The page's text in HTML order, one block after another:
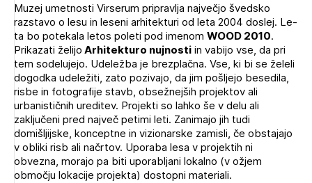
PRIJAVITE SE
POZABLJENO GESLO
REGISTRIRAJTE SE
Muzej umetnosti Virserum pripravlja največjo švedsko
razstavo o lesu in leseni arhitekturi od leta 2004 doslej. Le-
ta bo potekala letos poleti pod imenom WOOD 2010.
Prikazati želijoArhitekturo nujnostiin vabijo vse, da pri
tem sodelujejo. Udeležba je brezplačna. Vse, ki bi se želeli
dogodka udeležiti, zato pozivajo, da jim pošljejo besedila,
risbe in fotografije stavb, obsežnejših projektov ali
urbanističnih ureditev. Projekti so lahko še v delu ali
zaključeni pred največ petimi leti. Zanimajo jih tudi
domišljijske, konceptne in vizionarske zamisli, če obstajajo
v obliki risb ali načrtov. Uporaba lesa v projektih ni
obvezna, morajo pa biti uporabljani lokalno (v ožjem
območju lokacije projekta) dostopni materiali.
Mesečni novičnik
Novičnik izobraževanj
Novičnik natečajev
Tedenski novičnik javnih naročil
Dnevne medijske objave